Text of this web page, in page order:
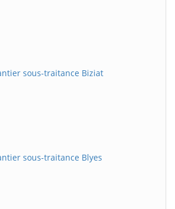
sous-traitance Biziat
sous-traitance Blyes